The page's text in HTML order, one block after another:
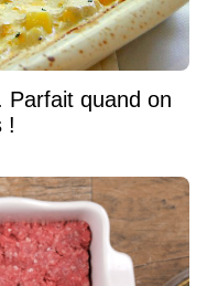
Parfait quand on
!